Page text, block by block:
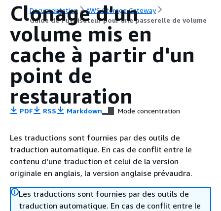
Documentation
AWS Storage Gateway
Guide de l’utilisateur pour une passerelle de volume
Clonage d'un
volume mis en
cache à partir d'un
point de
restauration
PDF RSS Markdown Mode concentration
Les traductions sont fournies par des outils de
traduction automatique. En cas de conflit entre le
contenu d'une traduction et celui de la version
originale en anglais, la version anglaise prévaudra.
Les traductions sont fournies par des outils de
traduction automatique. En cas de conflit entre le